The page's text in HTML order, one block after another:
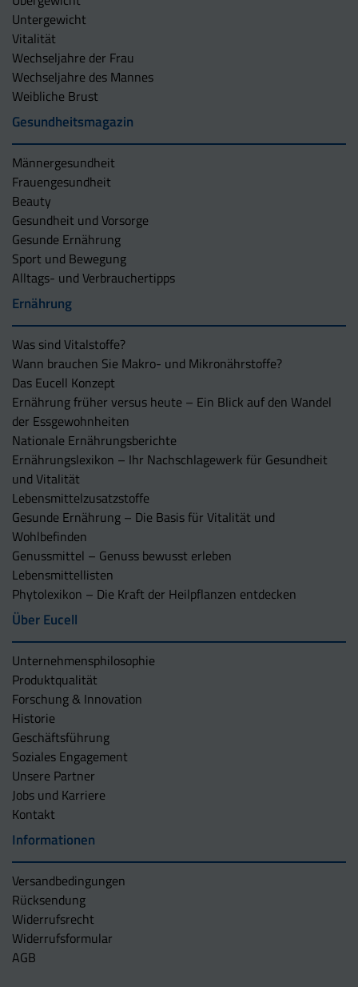
Untergewicht
Vitalität
Wechseljahre der Frau
Wechseljahre des Mannes
Weibliche Brust
Gesundheitsmagazin
Männergesundheit
Frauengesundheit
Beauty
Gesundheit und Vorsorge
Gesunde Ernährung
Sport und Bewegung
Alltags- und Verbrauchertipps
Ernährung
Was sind Vitalstoffe?
Wann brauchen Sie Makro- und Mikronährstoffe?
Das Eucell Konzept
Ernährung früher versus heute – Ein Blick auf den Wandel
der Essgewohnheiten
Nationale Ernährungsberichte
Ernährungslexikon – Ihr Nachschlagewerk für Gesundheit
und Vitalität
Lebensmittelzusatzstoffe
Gesunde Ernährung – Die Basis für Vitalität und
Wohlbefinden
Genussmittel – Genuss bewusst erleben
Lebensmittellisten
Phytolexikon – Die Kraft der Heilpflanzen entdecken
Über Eucell
Unternehmens­philosophie
Produktqualität
Forschung & Innovation
Historie
Geschäftsführung
Soziales Engagement
Unsere Partner
Jobs und Karriere
Kontakt
Informationen
Versandbedingungen
Rücksendung
Widerrufsrecht
Widerrufsformular
AGB